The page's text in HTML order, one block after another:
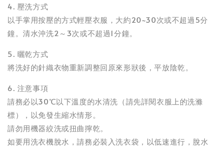
4. 壓洗方式
以手掌用按壓的方式輕壓衣服，大約20~30次或不超過5分
鐘。清水沖洗2～3次或不超過1分鐘。
5. 曬乾方式
將洗好的針織衣物重新調整回原來形狀後，平放陰乾。
6. 注意事項
請務必以30℃以下溫度的水清洗（請先詳閱衣服上的洗滌
標），以免發生縮水情形。
請勿用機器絞洗或扭曲擰乾。
如要用洗衣機脫水，請務必裝入洗衣袋，以低速進行，脫水